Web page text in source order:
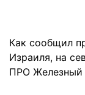
Как сообщил
Израиля, на
ПРО Железный